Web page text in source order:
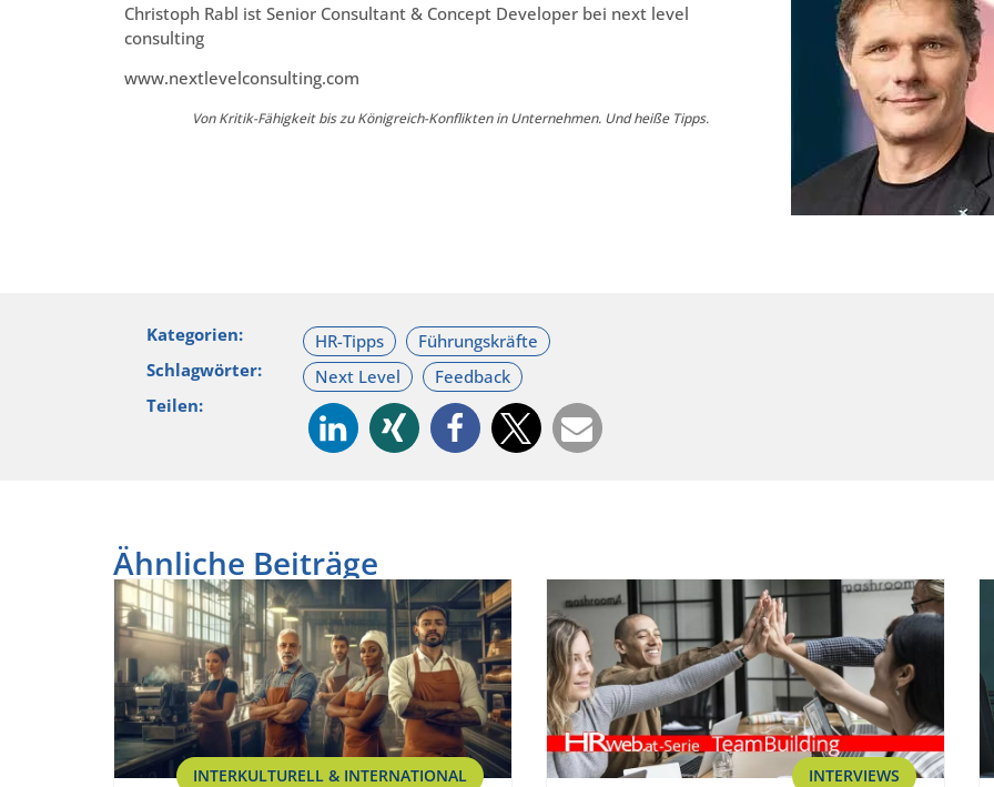
Christoph Rabl ist Senior Consultant & Concept Developer bei next level
consulting
www.nextlevelconsulting.com
Von Kritik-Fähigkeit bis zu Königreich-Konflikten in Unternehmen. Und heiße Tipps.
Kategorien:
Schlagwörter:
Teilen:
Ähnliche Beiträge
INTERKULTURELL & INTERNATIONAL INTERVIEWS